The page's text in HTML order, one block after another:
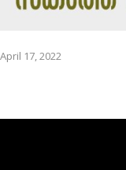
April 17, 2022